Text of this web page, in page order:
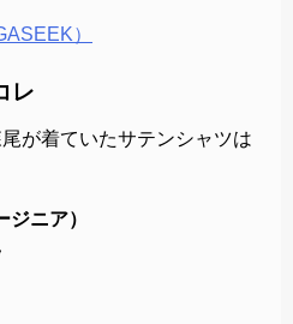
）
レ
が着ていたサテンシャツは
ニア）